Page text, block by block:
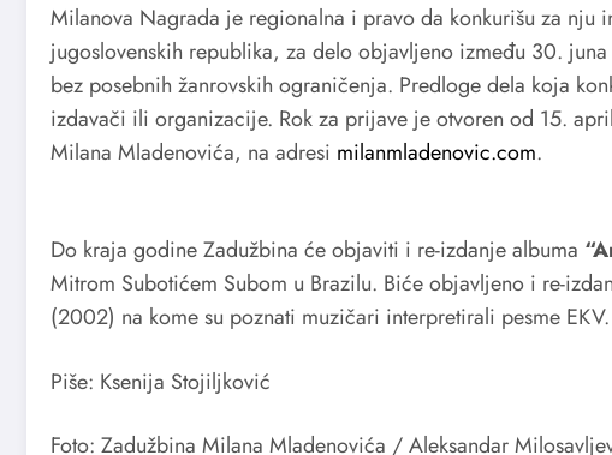
Milanova Nagrada je regionalna i pravo da konkurišu za nju
jugoslovenskih republika, za delo objavljeno između 30.
bez posebnih žanrovskih ograničenja. Predloge dela koja
izdavači ili organizacije. Rok za prijave je otvoren od 15.
Milana Mladenovića, na adresi milanmladenovic.com.
Do kraja godine Zadužbina će objaviti i re-izdanje albuma
Mitrom Subotićem Subom u Brazilu. Biće objavljeno i re-
(2002) na kome su poznati muzičari interpretirali pesme EKV.
Piše: Ksenija Stojiljković
Foto: Zadužbina Milana Mladenovića / Aleksandar